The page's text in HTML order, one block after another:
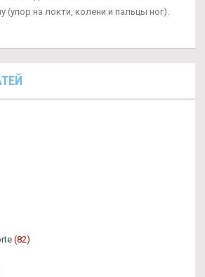
(упор на локти, колени и пальцы ног).
(82)